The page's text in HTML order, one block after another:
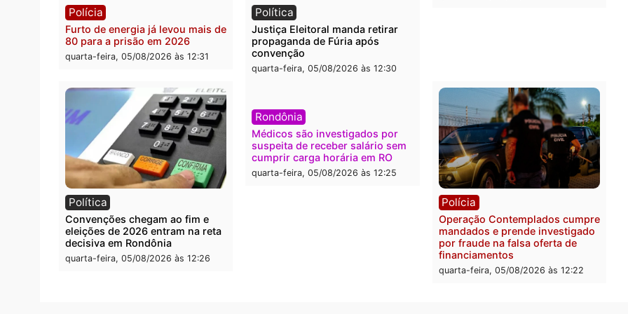
Polícia
O dinheiro do crime: PF
apreende R$ 2 milhões em Porto
milionário de lavagem
quarta-feira, 05/08/2026 às 12:46
Brasil
Confronto durante operação
termina com foragido baleado e
quarta-feira, 05/08/2026 às 12:42 quarta-feira, 05/08/2026 às
Polícia
Justiça Eleitoral manda retirar
Polícia
Com apenas 28% do
estudo
quarta-feira, 05/08/2026 às